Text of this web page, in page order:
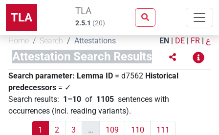
TLA TLA
2.5.1 (20)
Home Search Attestations EN | DE | FR | ع
Attestation Search Results
Search parameter: Lemma ID = d7562 Historical
predecessors = ✓
Search results: 1–10 of 1105 sentences with
occurrences (incl. reading variants).
1 2 3 … 109 110 111